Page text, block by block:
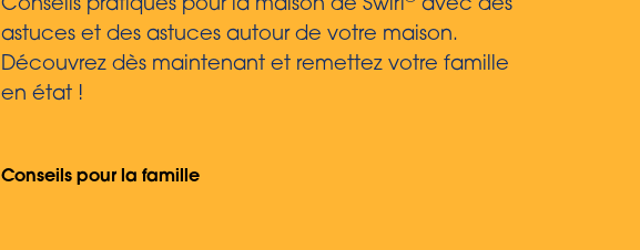
Conseils pratiques pour la maison de Swirl
avec des
astuces et des astuces autour de votre maison.
Découvrez dès maintenant et remettez votre famille
en état !
Conseils pour la famille